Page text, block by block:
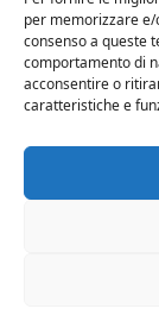
per memorizzare
consenso a queste
comportamento di
acconsentire o
caratteristiche e
durante i
voluto